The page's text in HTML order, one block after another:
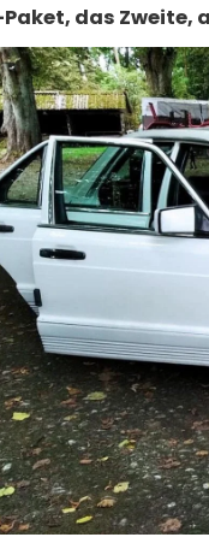
Paket, das Zweite,